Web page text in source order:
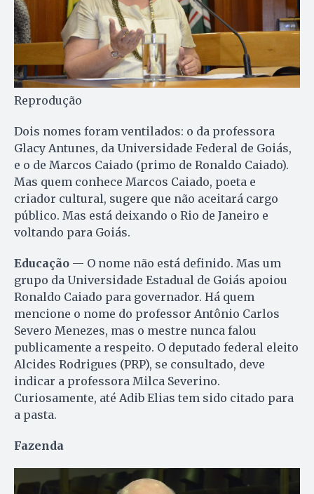
Reprodução
Dois nomes foram ventilados: o da professora
Glacy Antunes, da Universidade Federal de Goiás,
e o de Marcos Caiado (primo de Ronaldo Caiado).
Mas quem conhece Marcos Caiado, poeta e
criador cultural, sugere que não aceitará cargo
público. Mas está deixando o Rio de Janeiro e
voltando para Goiás.
Educação — O nome não está definido. Mas um
grupo da Universidade Estadual de Goiás apoiou
Ronaldo Caiado para governador. Há quem
mencione o nome do professor Antônio Carlos
Severo Menezes, mas o mestre nunca falou
publicamente a respeito. O deputado federal eleito
Alcides Rodrigues (PRP), se consultado, deve
indicar a professora Milca Severino.
Curiosamente, até Adib Elias tem sido citado para
a pasta.
Fazenda